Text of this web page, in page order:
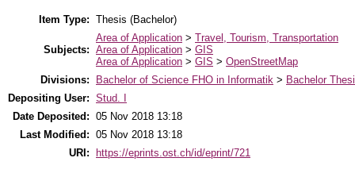
Item Type: Thesis (Bachelor)
Subjects:
Area of Application > Travel, Tourism, Transportation
Area of Application > GIS
Area of Application > GIS > OpenStreetMap
Divisions:
Bachelor of Science FHO in Informatik > Bachelor
Depositing User: Stud. I
Date Deposited: 05 Nov 2018 13:18
Last Modified: 05 Nov 2018 13:18
URI:
https://eprints.ost.ch/id/eprint/721